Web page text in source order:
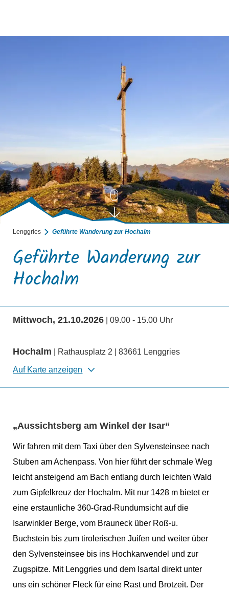
Lenggries Geführte Wanderung zur Hochalm
Geführte Wanderung zur
Hochalm
Mittwoch, 21.10.2026 | 09.00 - 15.00 Uhr
Hochalm | Rathausplatz 2 | 83661 Lenggries
Auf Karte anzeigen
„Aussichtsberg am Winkel der Isar“
Wir fahren mit dem Taxi über den Sylvensteinsee nach
Stuben am Achenpass. Von hier führt der schmale Weg
leicht ansteigend am Bach entlang durch leichten Wald
zum Gipfelkreuz der Hochalm. Mit nur 1428 m bietet er
eine erstaunliche 360-Grad-Rundumsicht auf die
Isarwinkler Berge, vom Brauneck über Roß-u.
Buchstein bis zum tirolerischen Juifen und weiter über
den Sylvensteinsee bis ins Hochkarwendel und zur
Zugspitze. Mit Lenggries und dem Isartal direkt unter
uns ein schöner Fleck für eine Rast und Brotzeit. Der